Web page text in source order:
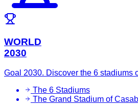
WORLD
2030
Goal 2030. Discover the 6 stadiums
The 6 Stadiums
The Grand Stadium of